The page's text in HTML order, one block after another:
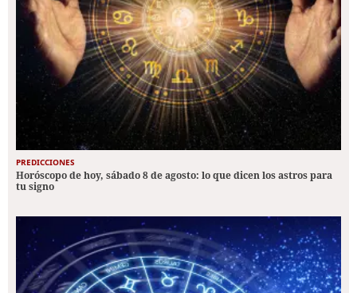
PREDICCIONES
Horóscopo de hoy, sábado 8 de agosto: lo que dicen los astros para
tu signo